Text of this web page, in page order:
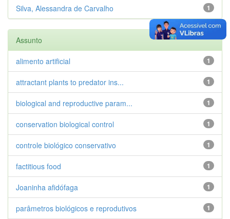
1
Silva, Alessandra de Carvalho
Assunto
1
alimento artificial
1
attractant plants to predator ins...
1
biological and reproductive param...
1
conservation biological control
1
controle biológico conservativo
1
factitious food
1
Joaninha afidófaga
1
parâmetros biológicos e reprodutivos